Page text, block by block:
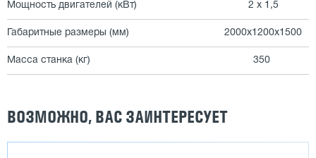
Мощность двигателей (кВт) 2 х 1,5
Габаритные размеры (мм) 2000х1200х1500
Масса станка (кг) 350
ВОЗМОЖНО, ВАС ЗАИНТЕРЕСУЕТ